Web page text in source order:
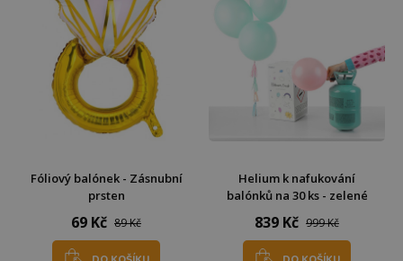
Fóliový balónek - Zásnubní
prsten
69 Kč 89 Kč
Helium k nafukování
balónků na 30 ks - zelené
839 Kč 999 Kč